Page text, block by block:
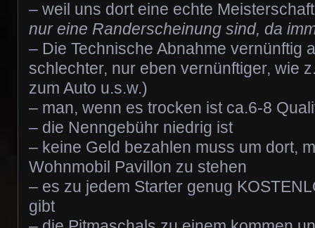
– weil uns dort eine echte
nur eine Randerscheinung sind, da
– Die Technische Abnahme vernünftig
schlechter, nur eben vernünftiger, wie
zum Auto u.s.w.)
– man, wenn es trocken ist ca.6-8
– die Nenngebühr niedrig ist
– keine Geld bezahlen muss um dort,
Wohnmobil Pavillon zu stehen
– es zu jedem Starter genug
gibt